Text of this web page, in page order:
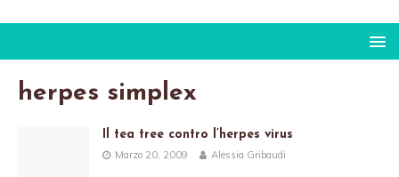
herpes simplex
Il tea tree contro l’herpes virus
Marzo 20, 2009 Alessia Gribaudi